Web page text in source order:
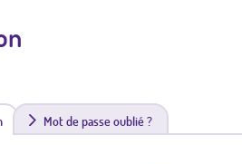
(
Mot de passe oublié ?